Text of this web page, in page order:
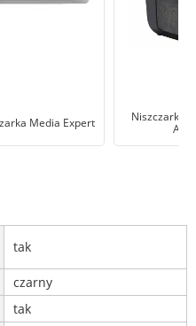
Media Expert
Niszczarka
AGD
tak
czarny
tak